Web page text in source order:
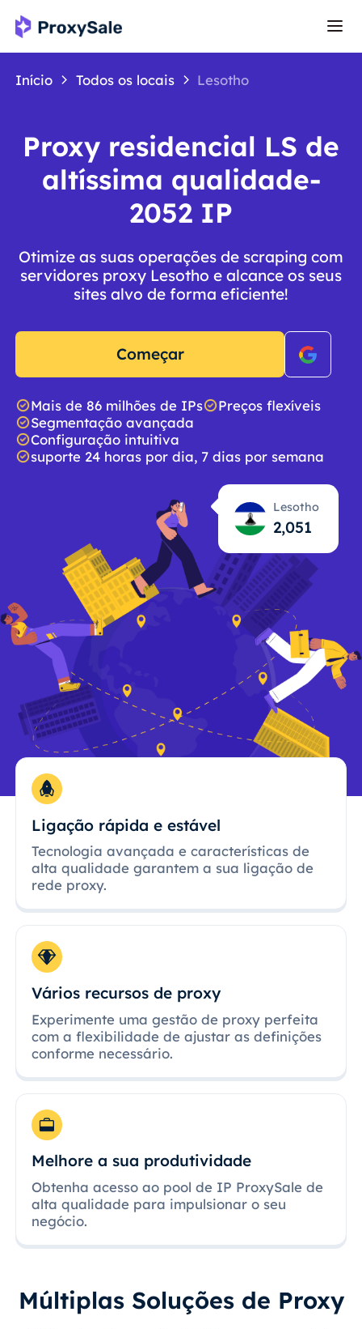
Início Todos os locais Lesotho
Proxy residencial LS de
altíssima qualidade-
2052 IP
Otimize as suas operações de scraping com
servidores proxy Lesotho e alcance os seus
sites alvo de forma eficiente!
Começar
Mais de 86 milhões de IPs
Preços flexíveis
Segmentação avançada
Configuração intuitiva
suporte 24 horas por dia, 7 dias por semana
Lesotho
2,052
Ligação rápida e estável
Tecnologia avançada e características de
alta qualidade garantem a sua ligação de
rede proxy.
Vários recursos de proxy
Experimente uma gestão de proxy perfeita
com a flexibilidade de ajustar as definições
conforme necessário.
Melhore a sua produtividade
Obtenha acesso ao pool de IP ProxySale de
alta qualidade para impulsionar o seu
negócio.
Múltiplas Soluções de Proxy